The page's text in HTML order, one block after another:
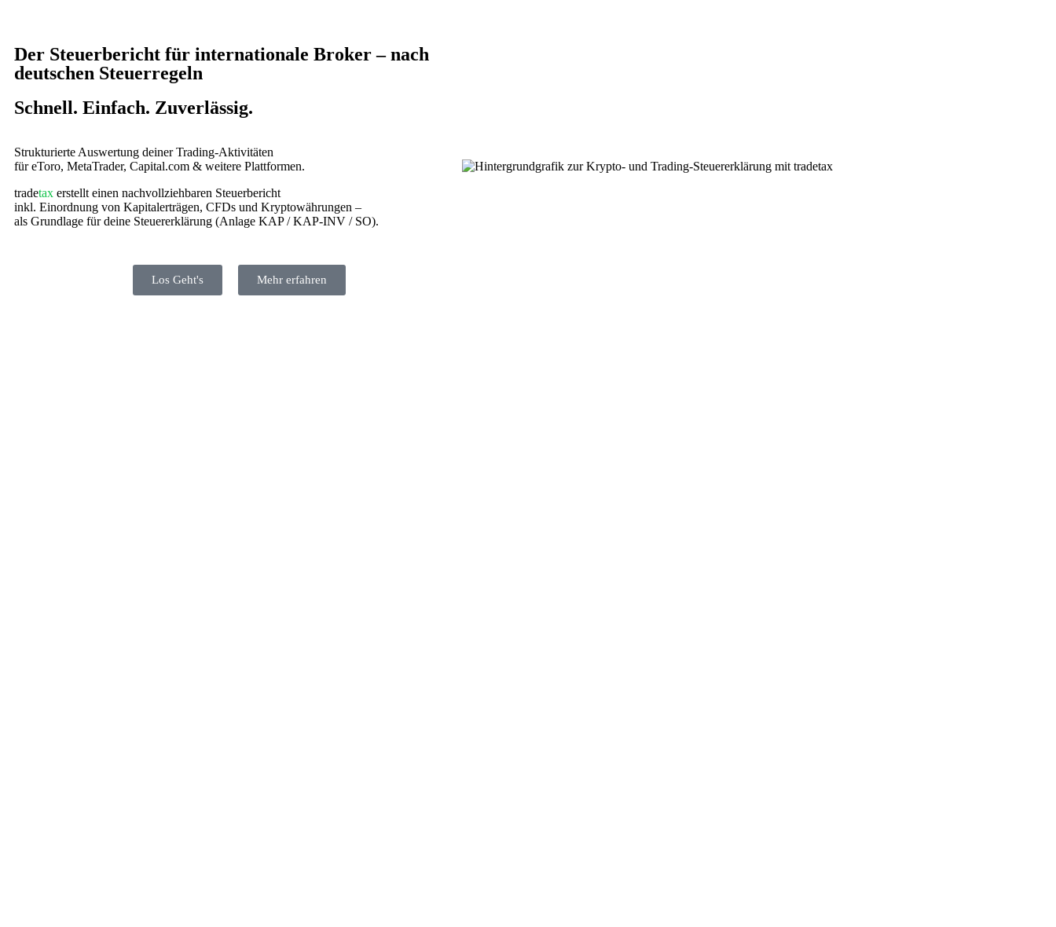
Der Steuerbericht für internationale Broker – nach
deutschen Steuerregeln
Schnell. Einfach. Zuverlässig.
Strukturierte Auswertung deiner Trading-Aktivitäten
für eToro, MetaTrader, Capital.com & weitere Plattformen.
tradetax erstellt einen nachvollziehbaren Steuerbericht
inkl. Einordnung von Kapitalerträgen, CFDs und Kryptowährungen –
als Grundlage für deine Steuererklärung (Anlage KAP / KAP-INV / SO).
Los Geht's Mehr erfahren